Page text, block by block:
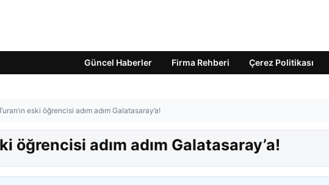
Güncel Haberler Firma Rehberi Çerez Politikası
eski öğrencisi adım adım Galatasaray’a!
öğrencisi adım adım Galatasaray’a!